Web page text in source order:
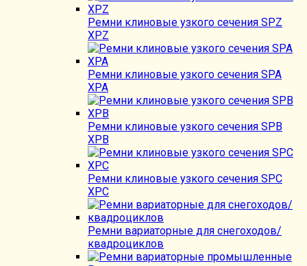
Ремни клиновые узкого сечения SPZ
XPZ
Ремни клиновые узкого сечения SPA
XPA
Ремни клиновые узкого сечения SPB
XPB
Ремни клиновые узкого сечения SPC
XPC
Ремни вариаторные для снегоходов/
квадроциклов